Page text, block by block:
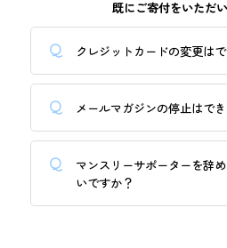
既にご寄付をいただ
クレジットカードの変更は
メールマガジンの停止はで
マンスリーサポーターを辞
いですか？